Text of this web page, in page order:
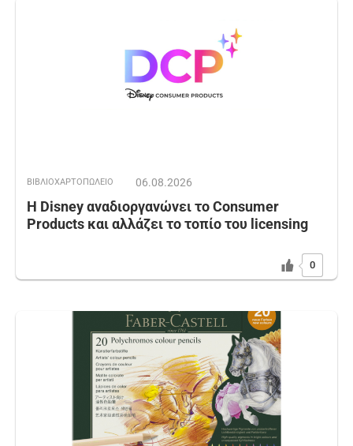
ΒΙΒΛΙΟΧΑΡΤΟΠΩΛΕΙΟ 06.08.2026
Η Disney αναδιοργανώνει το Consumer
Products και αλλάζει το τοπίο του licensing
0